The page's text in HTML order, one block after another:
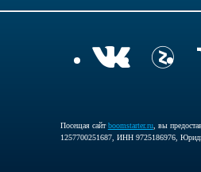
Посещая сайтboomstarter.ru, вы
1257700251687, ИНН 9725186976,